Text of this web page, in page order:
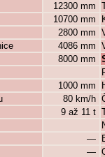
12300 mm
10700 mm
2800 mm
4086 mm
8000 mm
1000 mm
80 km/h
9 až 11 t
—
—